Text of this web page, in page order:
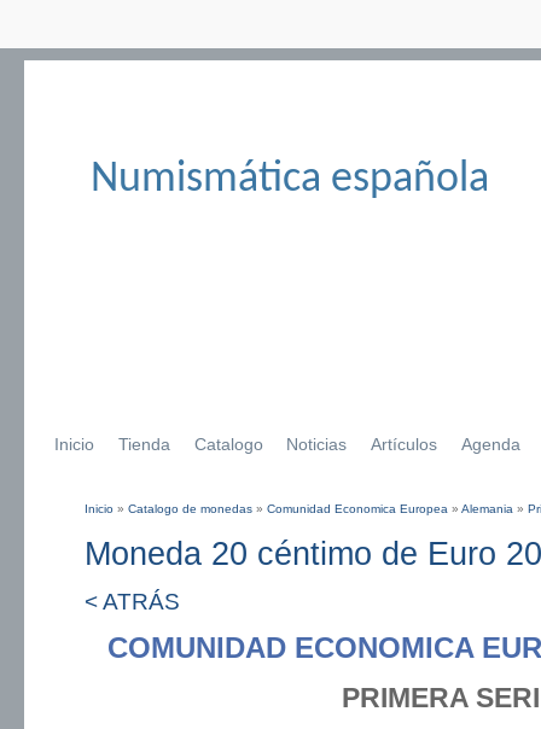
Numismática española
Inicio Tienda Catalogo Noticias Artículos Agenda
Inicio » Catalogo de monedas » Comunidad Economica Europea » Alemania »
Moneda 20 céntimo de Euro
< ATRÁS
COMUNIDAD ECONOMICA
PRIMERA